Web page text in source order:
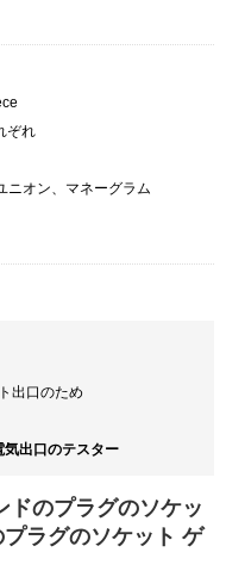
ぞれ
ニオン、マネーグラム
出口のため
気出口のテスター
ドのプラグのソケッ
ラグのソケット ゲ